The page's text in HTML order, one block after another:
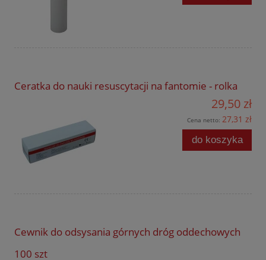
Ceratka do nauki resuscytacji na fantomie - rolka
29,50 zł
Cena netto: 27,31 zł
do koszyka
Cewnik do odsysania górnych dróg oddechowych
100 szt